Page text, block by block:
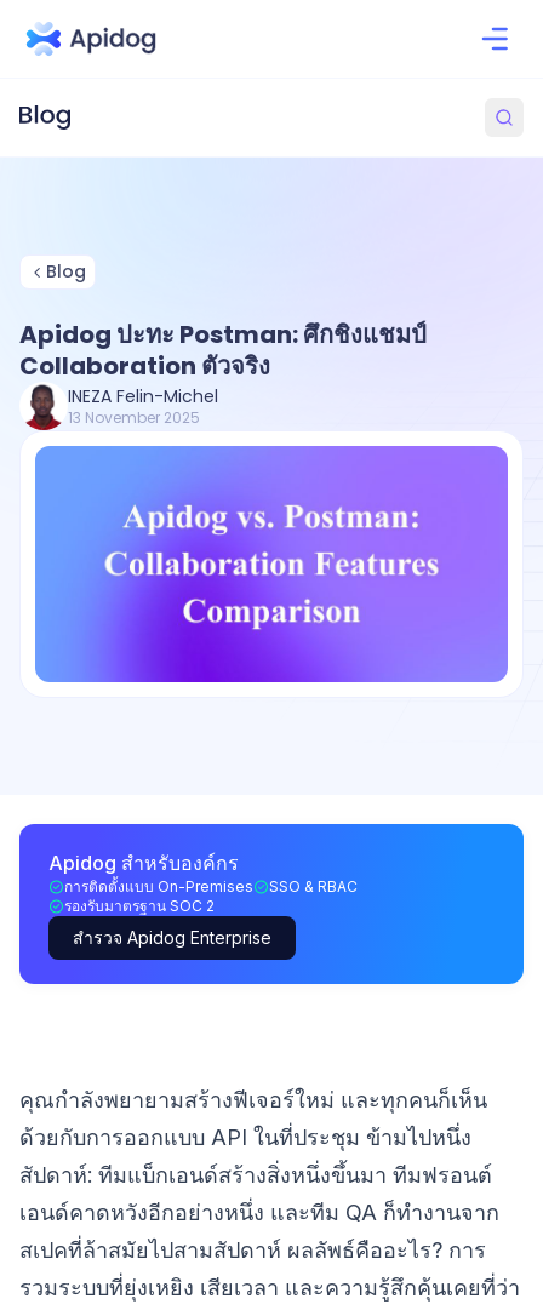
Blog
Apidog ปะทะ Postman: ศึกชิงแชมป์
Collaboration ตัวจริง
INEZA Felin-Michel
13 November 2025
Apidog สำหรับองค์กร
การติดตั้งแบบ On-Premises
SSO & RBAC
รองรับมาตรฐาน SOC 2
สำรวจ Apidog Enterprise
คุณกำลังพยายามสร้างฟีเจอร์ใหม่ และทุกคนก็เห็น
ด้วยกับการออกแบบ API ในที่ประชุม ข้ามไปหนึ่ง
สัปดาห์: ทีมแบ็กเอนด์สร้างสิ่งหนึ่งขึ้นมา ทีมฟรอนต์
เอนด์คาดหวังอีกอย่างหนึ่ง และทีม QA ก็ทำงานจาก
สเปคที่ล้าสมัยไปสามสัปดาห์ ผลลัพธ์คืออะไร? การ
รวมระบบที่ยุ่งเหยิง เสียเวลา และความรู้สึกคุ้นเคยที่ว่า